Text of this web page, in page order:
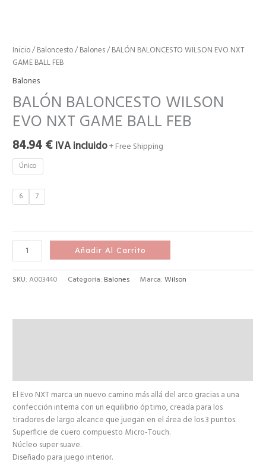
Inicio/Baloncesto/Balones/ BALÓN BALONCESTO WILSON EVO NXT
GAME BALL FEB
Balones
BALÓN BALONCESTO WILSON
EVO NXT GAME BALL FEB
84.94€ IVA incluido+ Free Shipping
Único
6 7
Añadir Al Carrito
SKU:A003440 Categoría: Balones Marca:Wilson
El Evo NXT marca un nuevo camino más allá del arco gracias a una
confección interna con un equilibrio óptimo, creada para los
tiradores de largo alcance que juegan en el área de los 3 puntos.
Superficie de cuero compuesto Micro-Touch.
Núcleo super suave.
Diseñado para juego interior.